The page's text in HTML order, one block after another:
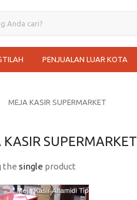
PENJUALAN LUAR KOTA
MEJA KASIR SUPERMARKET
KASIR SUPERMARKET
the single product